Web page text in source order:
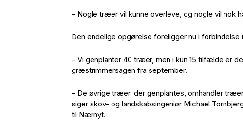
– Nogle træer vil kunne overleve, og nogle vil nok
Den endelige opgørelse foreligger nu i forbindelse
– Vi genplanter 40 træer, men i kun 15 tilfælde er
græstrimmersagen fra september.
– De øvrige træer, der genplantes, omhandler
siger skov- og landskabsingeniør Michael
til Nærnyt.